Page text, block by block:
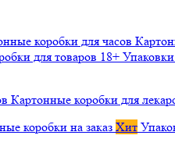
коробки для часов
для товаров 18+ Упаковки
Картонные коробки для
коробки на заказ Хит